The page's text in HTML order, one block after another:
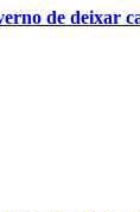
de deixar